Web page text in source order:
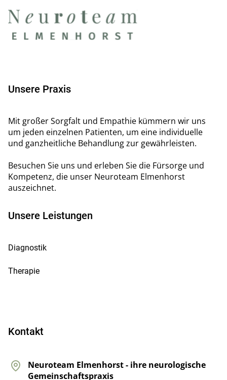
Unsere Praxis
Mit großer Sorgfalt und Empathie kümmern wir uns
um jeden einzelnen Patienten, um eine individuelle
und ganzheitliche Behandlung zur gewährleisten.
Besuchen Sie uns und erleben Sie die Fürsorge und
Kompetenz, die unser Neuroteam Elmenhorst
auszeichnet.
Unsere Leistungen
Navigation
Diagnostik
Therapie
Kontakt
Neuroteam Elmenhorst - ihre neurologische
Gemeinschaftspraxis